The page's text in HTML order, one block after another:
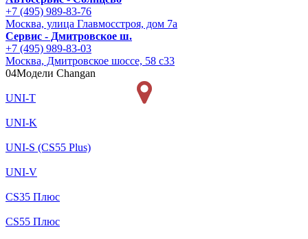
+7 (495) 989-83-76
Москва, улица Главмосстроя, дом 7а
Сервис - Дмитровское ш.
+7 (495) 989-83-03
Москва, Дмитровское шоссе, 58 с33
04Модели Changan
UNI-T
UNI-K
UNI-S (CS55 Plus)
UNI-V
CS35 Плюс
CS55 Плюс